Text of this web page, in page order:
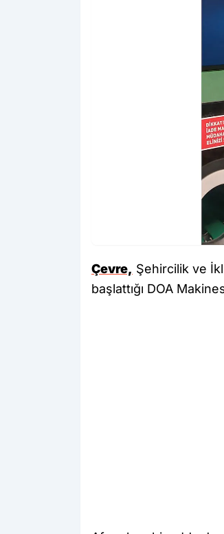
Çevre, Şehircilik ve
başlattığı DOA